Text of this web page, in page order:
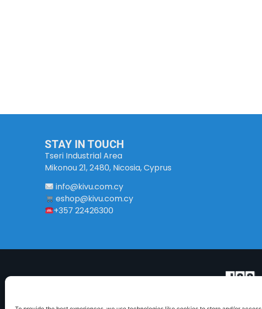
STAY IN TOUCH
Tseri Industrial Area
Mikonou 21, 2480, Nicosia, Cyprus
info@kivu.com.cy
eshop@kivu.com.cy
+357 22426300